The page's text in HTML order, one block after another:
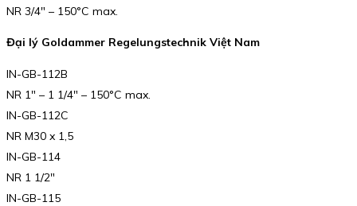
NR 3/4″ – 150°C max.
Đại lý Goldammer Regelungstechnik Việt Nam
IN-GB-112B
NR 1″ – 1 1/4″ – 150°C max.
IN-GB-112C
NR M30 x 1,5
IN-GB-114
NR 1 1/2″
IN-GB-115